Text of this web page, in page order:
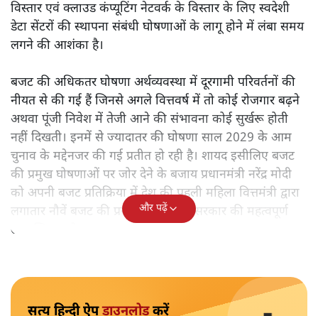
विस्तार एवं क्लाउड कंप्यूटिंग नेटवर्क के विस्तार के लिए स्वदेशी
डेटा सेंटरों की स्थापना संबंधी घोषणाओं के लागू होने में लंबा समय
लगने की आशंका है।
बजट की अधिकतर घोषणा अर्थव्यवस्था में दूरगामी परिवर्तनों की
नीयत से की गई हैं जिनसे अगले वित्तवर्ष में तो कोई रोजगार बढ़ने
अथवा पूंजी निवेश में तेजी आने की संभावना कोई सुर्खरू होती
नहीं दिखती। इनमें से ज्यादातर की घोषणा साल 2029 के आम
चुनाव के मद्देनजर की गई प्रतीत हो रही है। शायद इसीलिए बजट
की प्रमुख घोषणाओं पर जोर देने के बजाय प्रधानमंत्री नरेंद्र मोदी
को अपनी बजट प्रतिक्रिया में देश की पहली महिला वित्तमंत्री द्वारा
लगातार नौवें बजट की प्रस्तुति को अपनी सरकार की महत्वपूर्ण
उपलब्धि बताने पर मजबूर होना पड़ा।
और पढ़ें
सत्य हिन्दी ऐपडाउनलोडकरें